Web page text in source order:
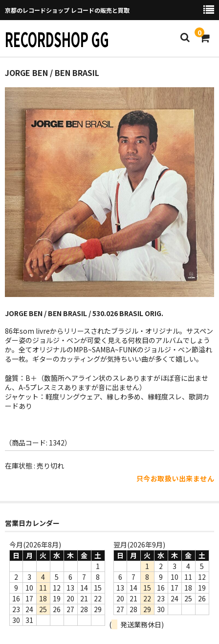
京都のレコードショップ レコードの販売と買取
RECORDSHOP GG 0
Home
マイページ
GGについて
買取について
取り置きなどについて
Categories
New Arrivals
新譜
GG RECORD （当店のレーベル）
全商品
JAZZ-US
BLUE NOTE
JAZZ-EU
JAZZ-JP
JAZZ-VOCAL
J-POP
ROCK
WORLD
その他
Webのみ no.1
Webのみ no.2
Webのみ no.4
売り切れ
Help
JORGE BEN / BEN BRASIL
JORGE BEN / BEN BRASIL / 530.026 BRASIL ORIG.
86年som livreからリリースされたブラジル・オリジナル。サスペン
ダー姿のジョルジ・ベンが可愛く見える何枚目のアルバムでしょう
か。全てオリジナルのMPB~SAMBA~FUNKのジョルジ・ベン節溢れ
る一枚。ギターのカッティングが気持ちいい曲が多くて嬉しい。
盤質：B＋（数箇所ヘアライン状のスレありますがほぼ音に出ませ
ん、A-5プレスミスありますが音に出ません）
ジャケット：軽度リングウェア、縁しわ多め、縁軽度スレ、歌詞カ
ードあり
（商品コード: 1342）
在庫状態 : 売り切れ
只今お取扱い出来ません
営業日カレンダー
今月(2026年8月)
日
月 火 水 木 金
土
1
2
3 4 5 6 7
8
9
10 11 12 13 14
15
16
17 18 19 20 21
22
23
24 25 26 27 28
29
30
31
翌月(2026年9月)
日
月 火 水 木 金
土
1
2 3 4
5
6
7 8 9 10 11
12
13
14 15 16 17 18
19
20
21 22 23 24 25
26
27
28 29
30
(
発送業務休日)